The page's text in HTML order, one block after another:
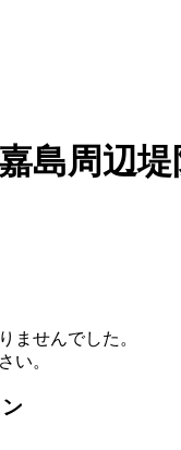
島周辺
ませんでした。
い。